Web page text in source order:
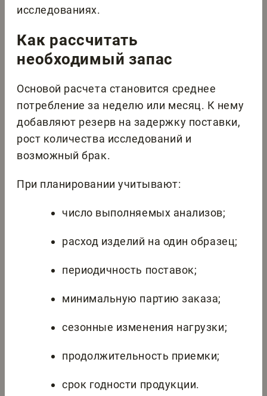
исследованиях.
Как рассчитать
необходимый запас
Основой расчета становится среднее
потребление за неделю или месяц. К нему
добавляют резерв на задержку поставки,
рост количества исследований и
возможный брак.
При планировании учитывают:
число выполняемых анализов;
расход изделий на один образец;
периодичность поставок;
минимальную партию заказа;
сезонные изменения нагрузки;
продолжительность приемки;
срок годности продукции.